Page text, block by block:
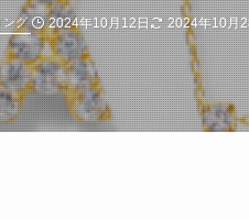
ング 2024年10月12日 2024年10月